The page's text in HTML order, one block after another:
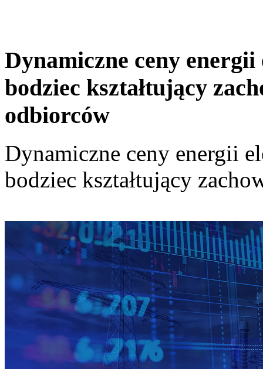
Dynamiczne ceny
bodziec kształtujący
odbiorców
Dynamiczne ceny energii
bodziec kształtujący